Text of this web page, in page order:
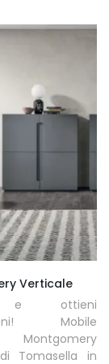
Verticale
e ottieni
Mobile
Montgomery
Tomasella in